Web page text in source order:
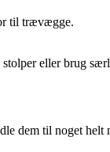
til trævægge.
eller brug
dem til noget helt